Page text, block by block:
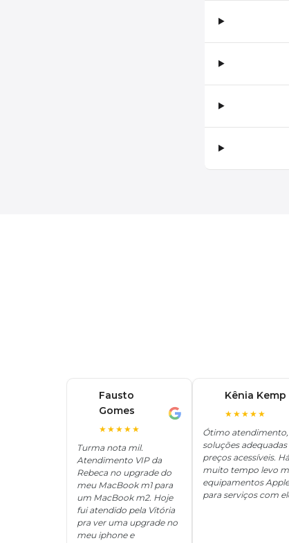
Fausto
Gomes
★★★★★
Turma nota mil.
Atendimento VIP da
Rebeca no upgrade do
meu MacBook m1 para
um MacBook m2. Hoje
fui atendido pela Vitória
pra ver uma upgrade no
meu iphone e
Kênia Kemp
★★★★★
Ótimo atendimento,
soluções adequadas
preços acessíveis. Há
muito tempo levo
equipamentos Apple
para serviços com